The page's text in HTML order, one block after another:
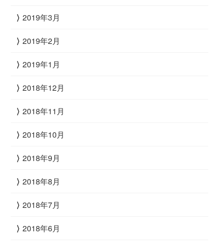
2019年3月
2019年2月
2019年1月
2018年12月
2018年11月
2018年10月
2018年9月
2018年8月
2018年7月
2018年6月